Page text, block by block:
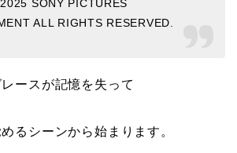
SONY PICTURES
ALL RIGHTS RESERVED.
ースが記憶を失って
るシーンから始まります。